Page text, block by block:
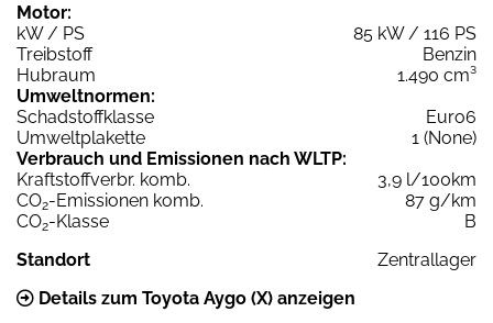
Motor:
kW / PS
85 kW / 116 PS
Treibstoff
Benzin
Hubraum
1.490 cm³
Umweltnormen:
Schadstoffklasse
Euro6
Umweltplakette
1 (None)
Verbrauch und Emissionen nach WLTP:
Kraftstoffverbr. komb.
3,9 l/100km
CO2-Emissionen komb.
87 g/km
CO2-Klasse
B
Standort
Zentrallager
Details zum Toyota Aygo (X) anzeigen